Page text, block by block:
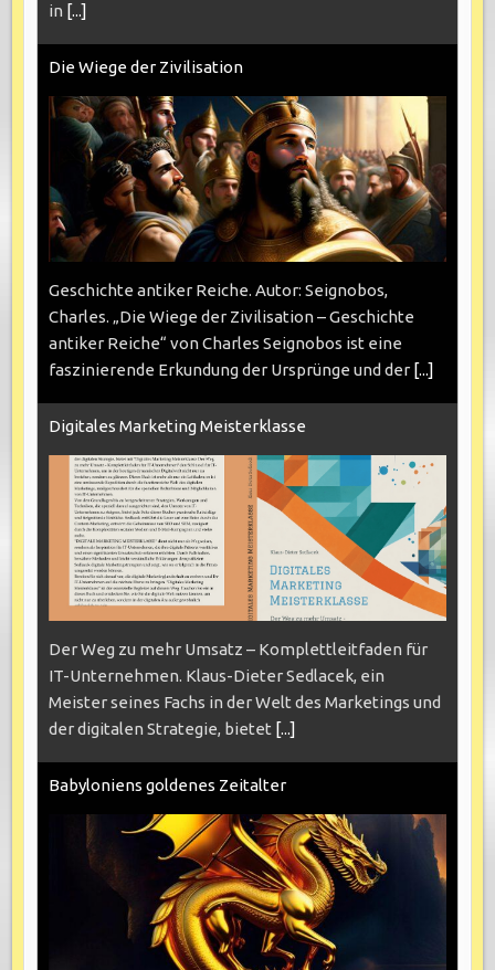
in [...]
Die Wiege der Zivilisation
Geschichte antiker Reiche. Autor: Seignobos,
Charles. „Die Wiege der Zivilisation – Geschichte
antiker Reiche“ von Charles Seignobos ist eine
faszinierende Erkundung der Ursprünge und der [...]
Digitales Marketing Meisterklasse
Der Weg zu mehr Umsatz – Komplettleitfaden für
IT-Unternehmen. Klaus-Dieter Sedlacek, ein
Meister seines Fachs in der Welt des Marketings und
der digitalen Strategie, bietet [...]
Babyloniens goldenes Zeitalter